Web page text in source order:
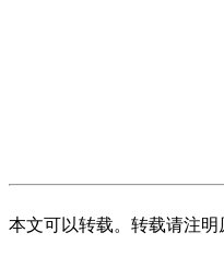
本文可以转载。转载请注